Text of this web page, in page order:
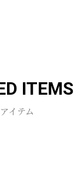
カートへ進む
ITEMS
イテム